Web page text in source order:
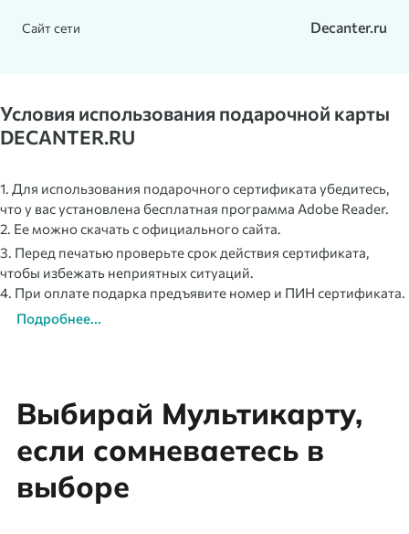
Сайт сети Decanter.ru
Условия использования подарочной карты
DECANTER.RU
1. Для использования подарочного сертификата убедитесь,
что у вас установлена бесплатная программа Adobe Reader.
2. Ее можно скачать с официального сайта.
3. Перед печатью проверьте срок действия сертификата,
чтобы избежать неприятных ситуаций.
4. При оплате подарка предъявите номер и ПИН сертификата.
Подробнее...
Выбирай Мультикарту,
если сомневаетесь в
выборе